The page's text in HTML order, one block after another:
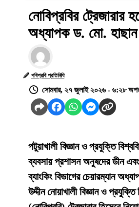
নোবিপ্রবির ট্রেজারার
অধ্যাপক ড. মো. হাছান
পবিপ্রবি প্রতিনিধি
সোমবার, ২৭ জুলাই ২০২৬ - ৬:২৮
পটুয়াখালী বিজ্ঞান ও প্রযুক্তি
ব্যবসায় প্রশাসন অনুষদের ডীন এবং
ব্যাংকিং বিভাগের চেয়ারম্যান
উদ্দীন নোয়াখালী বিজ্ঞান ও প্রযুক্তি